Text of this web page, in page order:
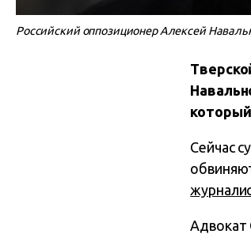
Российский оппозиционер Алексей
Сейчас
Адвокат